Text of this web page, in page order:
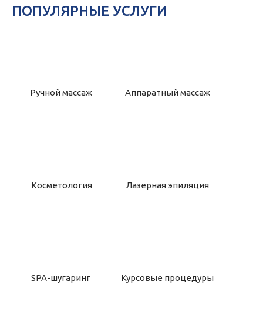
ПОПУЛЯРНЫЕ УСЛУГИ
Ручной массаж Аппаратный массаж
Косметология Лазерная эпиляция
SPA-шугаринг Курсовые процедуры